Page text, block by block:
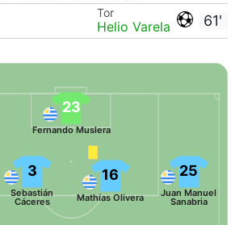
61'
Tor
Helio Varela
23
Fernando Muslera
25
Juan Manuel
Sanabria
16
Mathías Olivera
3
Sebastián
Cáceres